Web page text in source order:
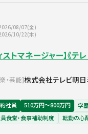
08/07(金)
10/22(木)
ストマネージャー】《
・芸能 株式会社テレビ朝日
社員 510万円〜800万円 学
食堂・食事補助制度
転勤の心